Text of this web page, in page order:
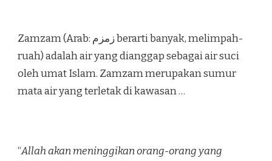
Zamzam (Arab: زمزم‎ berarti banyak, melimpah-
ruah) adalah air yang dianggap sebagai air suci
oleh umat Islam. Zamzam merupakan sumur
mata air yang terletak di kawasan …
“Allah akan meninggikan orang-orang yang